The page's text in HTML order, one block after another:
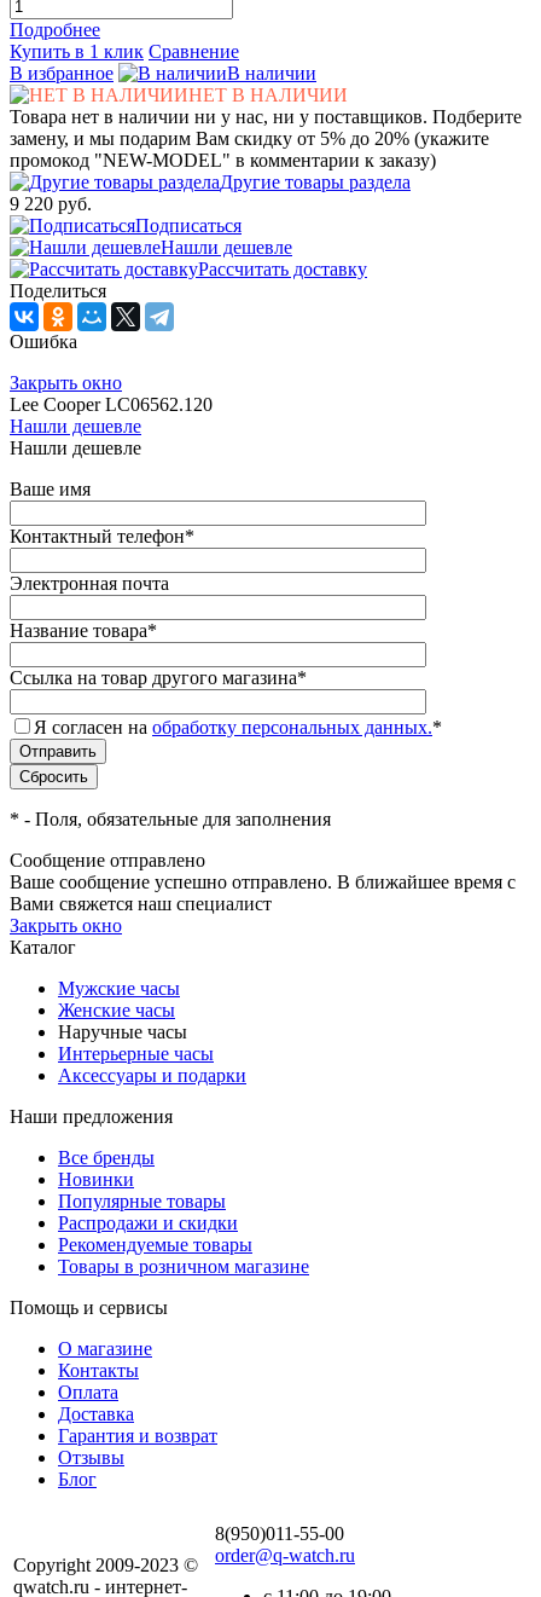
Подробнее
Купить в 1 клик Сравнение
В избранное
В наличии
НЕТ В НАЛИЧИИ
Товара нет в наличии ни у нас, ни у поставщиков. Подберите
замену, и мы подарим Вам скидку от 5% до 20% (укажите
промокод "NEW-MODEL" в комментарии к заказу)
Другие товары раздела
9 220 руб.
Подписаться
Нашли дешевле
Рассчитать доставку
Поделиться
Ошибка
Закрыть окно
Lee Cooper LC06562.120
Нашли дешевле
Нашли дешевле
Ваше имя
Контактный телефон*
Электронная почта
Название товара*
Ссылка на товар другого магазина*
Я согласен на обработку персональных данных.*
* - Поля, обязательные для заполнения
Сообщение отправлено
Ваше сообщение успешно отправлено. В ближайшее время с
Вами свяжется наш специалист
Закрыть окно
Каталог
Мужские часы
Женские часы
Наручные часы
Интерьерные часы
Аксессуары и подарки
Наши предложения
Все бренды
Новинки
Популярные товары
Распродажи и скидки
Рекомендуемые товары
Товары в розничном магазине
Помощь и сервисы
О магазине
Контакты
Оплата
Доставка
Гарантия и возврат
Отзывы
Блог
Copyright 2009-2023 ©
qwatch.ru - интернет-
8(950)011-55-00
order@q-watch.ru